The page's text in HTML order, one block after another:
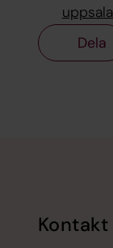
Dela
Kontakt